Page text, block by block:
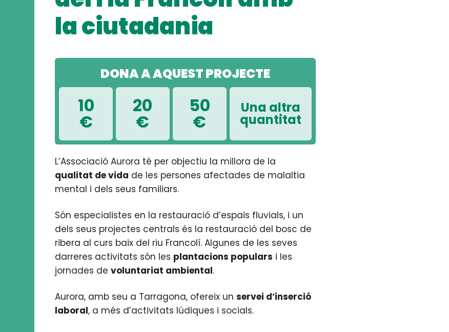
la ciutadania
DONA A AQUEST PROJECTE
10
€
20
€
50
€
Una altra
quantitat
L’Associació Aurora té per objectiu la millora de la
qualitat de vida de les persones afectades de malaltia
mental i dels seus familiars.
Són especialistes en la restauració d’espais fluvials, i un
dels seus projectes centrals és la restauració del bosc de
ribera al curs baix del riu Francolí. Algunes de les seves
darreres activitats són les plantacions populars i les
jornades devoluntariat ambiental.
Aurora, amb seu a Tarragona, ofereix unservei d’inserció
laboral, a més d’activitats lúdiques i socials.